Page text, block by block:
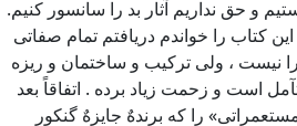
و حق نداریم آثار بد را سانسور کنیم.
این کتاب را خواندم دریافتم تمام صفاتی
نیست ، ولی ترکیب و ساختمان و ریزه
است و زحمت زیاد برده . اتفاقاً بعد
را که برندهٌ جایزهٌ گنکور